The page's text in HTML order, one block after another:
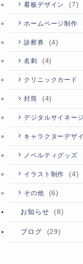
看板デザイン (7)
ホームページ制作
診察券 (4)
名刺 (4)
クリニックカード
封筒 (4)
デジタルサイネージ
キャラクターデザ
ノベルティグッズ
イラスト制作 (4)
その他 (6)
お知らせ (8)
ブログ (29)